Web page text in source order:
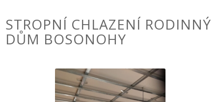
STROPNÍ CHLAZENÍ RODINNÝ
DŮM BOSONOHY